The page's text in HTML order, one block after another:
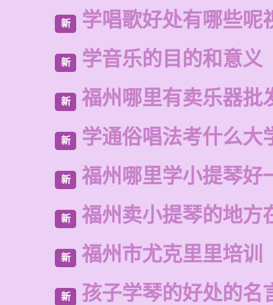
新 学唱歌好处有哪些呢
新 学音乐的目的和意义
新 福州哪里有卖乐器批
新 学通俗唱法考什么大
新 福州哪里学小提琴好
新 福州卖小提琴的地方
新 福州市尤克里里培训
新 孩子学琴的好处的名